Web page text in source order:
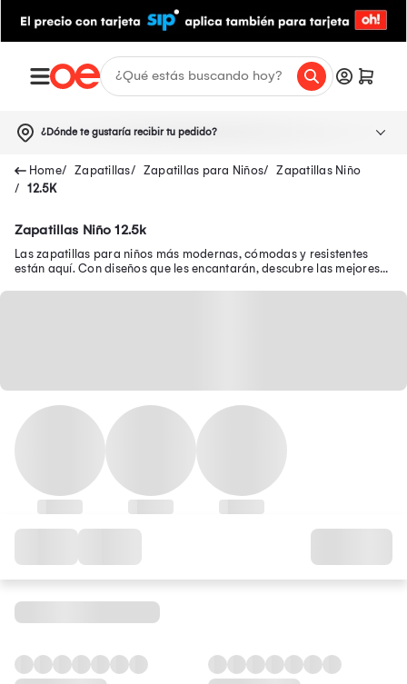
¿Dónde te gustaría recibir tu pedido?
Zapatillas Zapatillas para Niños
Zapatillas Niño
12.5K
Zapatillas Niño 12.5k
Las zapatillas para niños más modernas, cómodas y resistentes
están aquí. Con diseños que les encantarán, descubre las mejores